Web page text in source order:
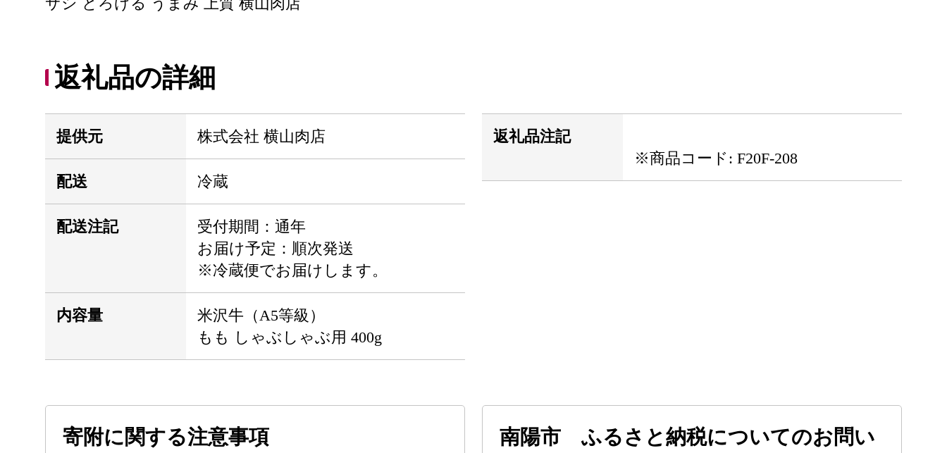
返礼品の詳細
提供元 株式会社 横山肉店
配送 冷蔵
配送注記
受付期間：通年
お届け予定：順次発送
※冷蔵便でお届けします。
内容量
米沢牛（A5等級）
もも しゃぶしゃぶ用 400g
返礼品注記
※商品コード: F20F-208
寄附に関する注意事項
南陽市 ふるさと納税についてのお問い